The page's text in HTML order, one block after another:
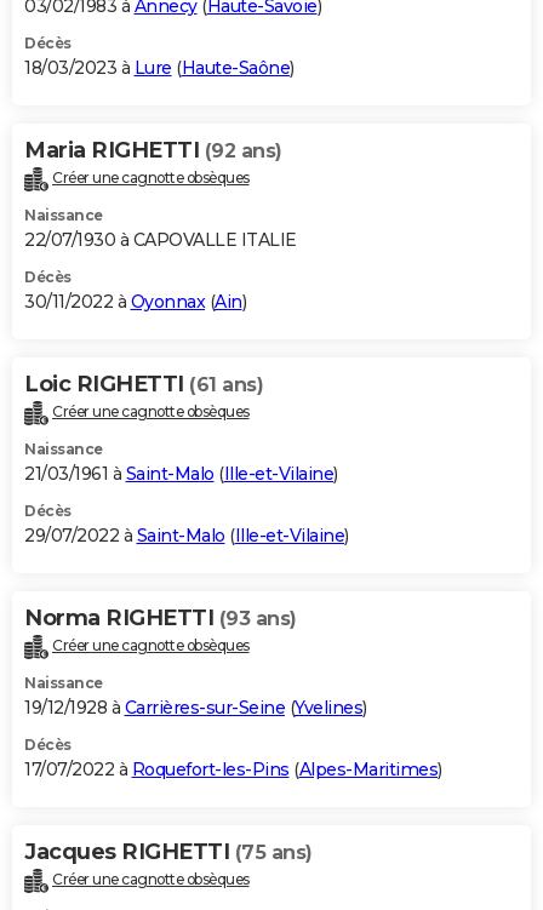
03/02/1983 à Annecy( Haute-Savoie)
Décès
18/03/2023 à Lure (Haute-Saône)
Maria RIGHETTI (92 ans)
Créer une cagnotte obsèques
Naissance
22/07/1930 à CAPOVALLE ITALIE
Décès
30/11/2022 à Oyonnax(Ain)
Loic RIGHETTI (61 ans)
Créer une cagnotte obsèques
Naissance
21/03/1961 à Saint-Malo (Ille-et-Vilaine)
Décès
29/07/2022 à Saint-Malo (Ille-et-Vilaine)
Norma RIGHETTI (93 ans)
Créer une cagnotte obsèques
Naissance
19/12/1928 à Carrières-sur-Seine (Yvelines)
Décès
17/07/2022 à Roquefort-les-Pins (Alpes-Maritimes)
Jacques RIGHETTI (75 ans)
Créer une cagnotte obsèques